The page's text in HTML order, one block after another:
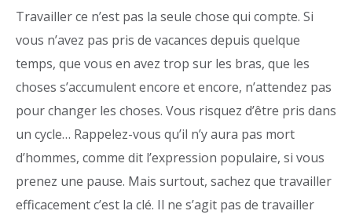
Travailler ce n’est pas la seule chose qui compte. Si
vous n’avez pas pris de vacances depuis quelque
temps, que vous en avez trop sur les bras, que les
choses s’accumulent encore et encore, n’attendez pas
pour changer les choses. Vous risquez d’être pris dans
un cycle… Rappelez-vous qu’il n’y aura pas mort
d’hommes, comme dit l’expression populaire, si vous
prenez une pause. Mais surtout, sachez que travailler
efficacement c’est la clé. Il ne s’agit pas de travailler